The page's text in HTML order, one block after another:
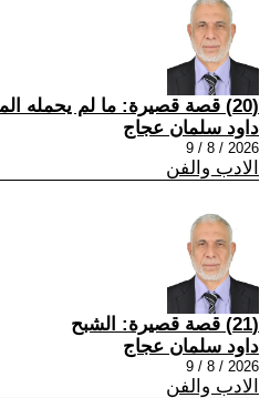
(20) قصة قصيرة: ما لم يحمله الماء
داود سلمان عجاج
2026 / 8 / 9
الادب والفن
(21) قصة قصيرة: الشبح
داود سلمان عجاج
2026 / 8 / 9
الادب والفن